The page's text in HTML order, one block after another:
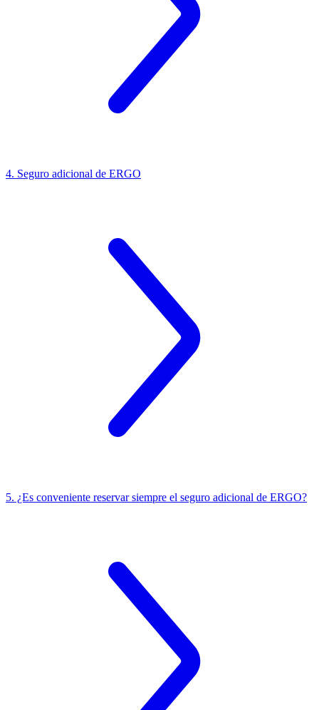
4. Seguro adicional de ERGO
5. ¿Es conveniente reservar siempre el seguro adicional de ERGO?